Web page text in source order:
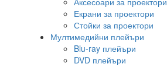
Екрани за проектори
Стойки за проектори
Мултимедийни плейъри
Blu-ray плейъри
DVD плейъри